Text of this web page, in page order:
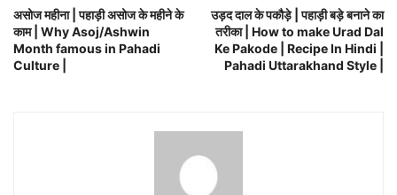
असोज महीना | पहाड़ी असोज के महीने के
काम | Why Asoj/Ashwin
Month famous in Pahadi
Culture |
उड़द दाल के पकौड़े | पहाड़ी बड़े बनाने का
तरीका | How to make Urad Dal
Ke Pakode | Recipe In Hindi |
Pahadi Uttarakhand Style |